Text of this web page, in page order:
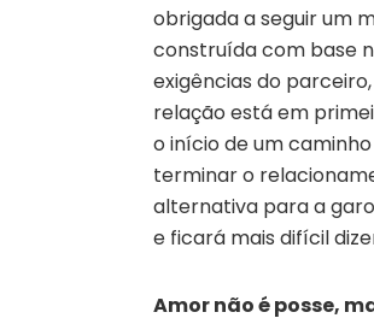
obrigada a seguir um
construída com base
exigências do
relação está em
o início de um
terminar o
alternativa para a
e ficará mais difícil
Amor não é posse,